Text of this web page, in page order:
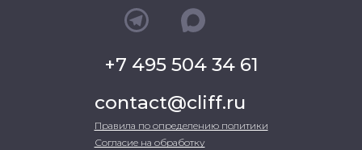
+7 495 504 34 61
contact@cliff.ru
Правила по определению политики
Согласие на обработку